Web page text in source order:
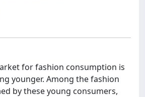
for fashion consumption is
younger. Among the fashion
by these young consumers,